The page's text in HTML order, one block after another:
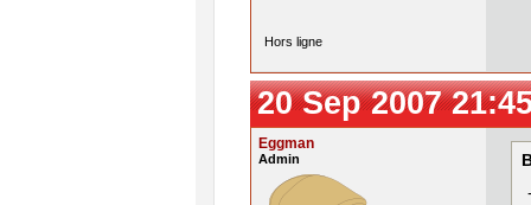
Hors ligne
20 Sep 2007
Eggman
Admin